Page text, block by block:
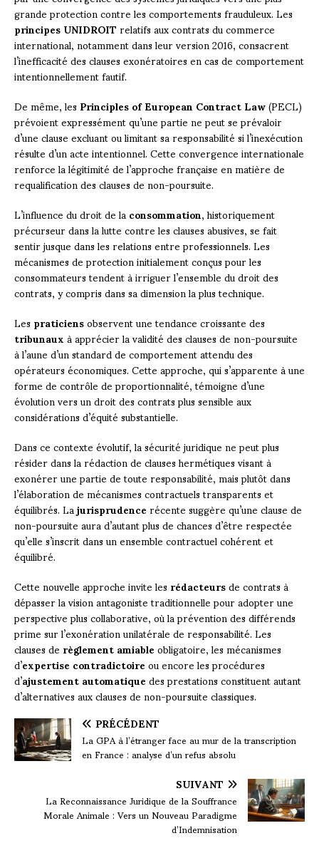
grande protection contre les comportements frauduleux. Les
principes UNIDROITrelatifs aux contrats du commerce
international, notamment dans leur version 2016, consacrent
l’inefficacité des clauses exonératoires en cas de comportement
intentionnellement fautif.
De même, lesPrinciples of European Contract Law(PECL)
prévoient expressément qu’une partie ne peut se prévaloir
d’une clause excluant ou limitant sa responsabilité si l’inexécution
résulte d’un acte intentionnel. Cette convergence internationale
renforce la légitimité de l’approche française en matière de
requalification des clauses de non-poursuite.
L’influence du droit de laconsommation, historiquement
précurseur dans la lutte contre les clauses abusives, se fait
sentir jusque dans les relations entre professionnels. Les
mécanismes de protection initialement conçus pour les
consommateurs tendent à irriguer l’ensemble du droit des
contrats, y compris dans sa dimension la plus technique.
Lespraticiensobservent une tendance croissante des
tribunauxà apprécier la validité des clauses de non-poursuite
à l’aune d’un standard de comportement attendu des
opérateurs économiques. Cette approche, qui s’apparente à une
forme de contrôle de proportionnalité, témoigne d’une
évolution vers un droit des contrats plus sensible aux
considérations d’équité substantielle.
Dans ce contexte évolutif, la sécurité juridique ne peut plus
résider dans la rédaction de clauses hermétiques visant à
exonérer une partie de toute responsabilité, mais plutôt dans
l’élaboration de mécanismes contractuels transparents et
équilibrés. Lajurisprudencerécente suggère qu’une clause de
non-poursuite aura d’autant plus de chances d’être respectée
qu’elle s’inscrit dans un ensemble contractuel cohérent et
équilibré.
Cette nouvelle approche invite lesrédacteursde contrats à
dépasser la vision antagoniste traditionnelle pour adopter une
perspective plus collaborative, où la prévention des différends
prime sur l’exonération unilatérale de responsabilité. Les
clauses derèglement amiableobligatoire, les mécanismes
d’expertise contradictoireou encore les procédures
d’ajustement automatiquedes prestations constituent autant
d’alternatives aux clauses de non-poursuite classiques.
PRÉCÉDENT
La GPA à l’étranger face au mur de la transcription
en France : analyse d’un refus absolu
SUIVANT
La Reconnaissance Juridique de la Souffrance
Morale Animale : Vers un Nouveau Paradigme
d’Indemnisation